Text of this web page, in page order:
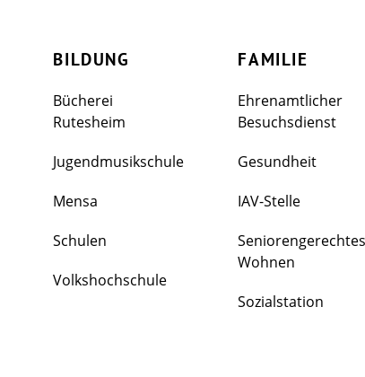
FAMILIE
BILDUNG
BILDUNG
Bücherei
Rutesheim
Jugendmusikschule
Mensa
Schulen
Volkshochschule
FAMILIE
Ehrenamtlicher
Besuchsdienst
Gesundheit
IAV-Stelle
Seniorengerechtes
Wohnen
Sozialstation